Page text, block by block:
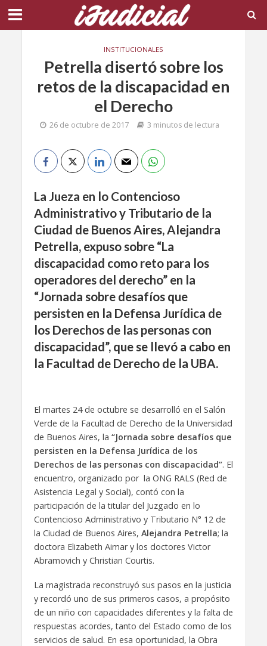
INSTITUCIONALES
Petrella disertó sobre los
retos de la discapacidad en
el Derecho
26 de octubre de 2017 3 minutos de lectura
La Jueza en lo Contencioso
Administrativo y Tributario de la
Ciudad de Buenos Aires, Alejandra
Petrella, expuso sobre “La
discapacidad como reto para los
operadores del derecho” en la
“Jornada sobre desafíos que
persisten en la Defensa Jurídica de
los Derechos de las personas con
discapacidad”, que se llevó a cabo en
la Facultad de Derecho de la UBA.
El martes 24 de octubre se desarrolló en el Salón
Verde de la Facultad de Derecho de la Universidad
de Buenos Aires, la “Jornada sobre desafíos que
persisten en la Defensa Jurídica de los
Derechos de las personas con discapacidad”. El
encuentro, organizado por la ONG RALS (Red de
Asistencia Legal y Social), contó con la
participación de la titular del Juzgado en lo
Contencioso Administrativo y Tributario N° 12 de
la Ciudad de Buenos Aires, Alejandra Petrella; la
doctora Elizabeth Aimar y los doctores Victor
Abramovich y Christian Courtis.
La magistrada reconstruyó sus pasos en la justicia
y recordó uno de sus primeros casos, a propósito
de un niño con capacidades diferentes y la falta de
respuestas acordes, tanto del Estado como de los
servicios de salud. En esa oportunidad, la Obra